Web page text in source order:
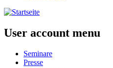
User account menu
Seminare
Presse